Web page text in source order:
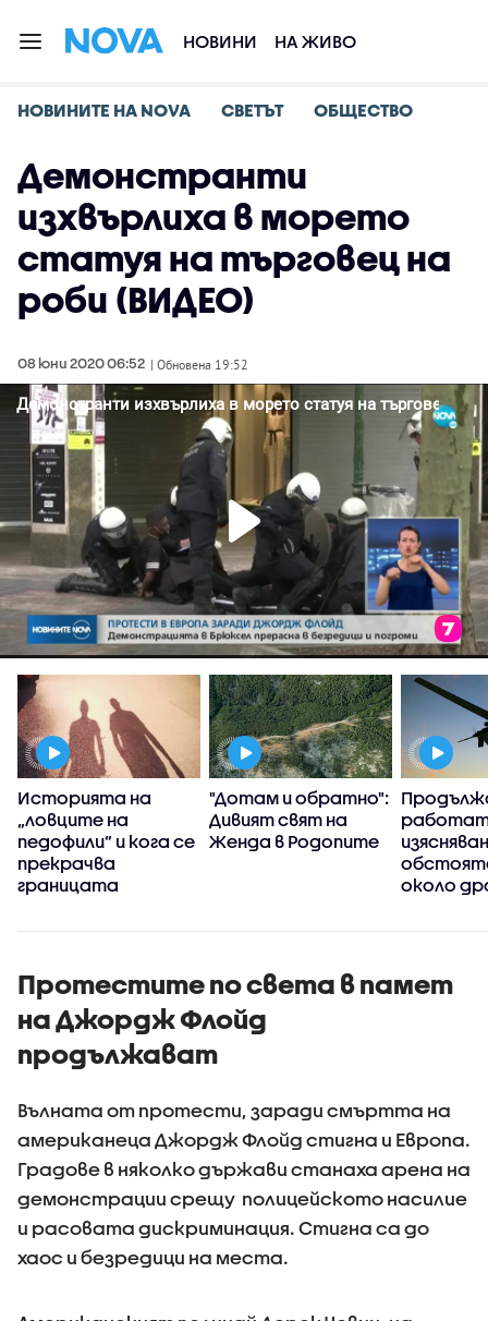
НОВИНИ НА ЖИВО
НОВИНИТЕ НА NOVA СВЕТЪТ ОБЩЕСТВО
Демонстранти
изхвърлиха в морето
статуя на търговец на
роби (ВИДЕО)
08 юни 2020 06:52 | Обновена 19:52
Историята на
„ловците на
педофили” и кога се
прекрачва
границата
"Дотам и обратно":
Дивият свят на
Женда в Родопите
около
Протестите по света в памет
на Джордж Флойд
продължават
Вълната от протести, заради смъртта на
американеца Джордж Флойд стигна и Европа.
Градове в няколко държави станаха арена на
демонстрации срещу полицейското насилие
и расовата дискриминация. Стигна са до
хаос и безредици на места.